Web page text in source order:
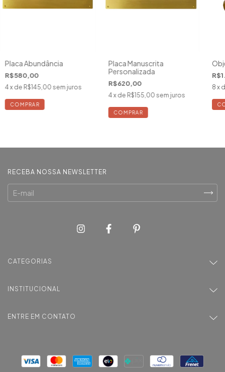
Placa Abundância
R$580,00
4x de R$145,00 sem juros
Placa Manuscrita
Personalizada
R$620,00
4x de R$155,00 sem juros
8 x
RECEBA NOSSA NEWSLETTER
CATEGORIAS
INSTITUCIONAL
ENTRE EM CONTATO